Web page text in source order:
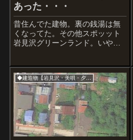
あった・・・
昔住んでた建物。裏の銭湯は無
くなってた。その他スポッット
岩見沢グリーンランド。いや、
プ」という名の喫茶店。 中が
素敵でしょっちゅう行ってまし
た。が、いまはノマドという名
前に。経営者が変わ...
◆建造物【岩見沢・美唄・夕張市】